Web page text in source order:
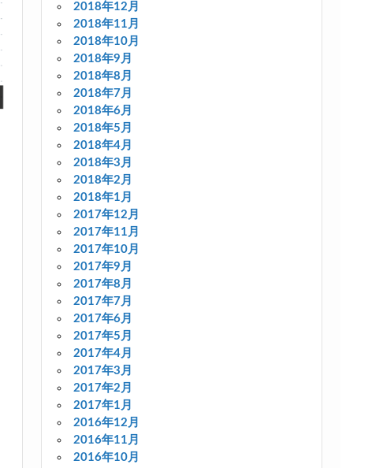
2018年12月
2018年11月
2018年10月
2018年9月
2018年8月
2018年7月
2018年6月
2018年5月
2018年4月
2018年3月
2018年2月
2018年1月
2017年12月
2017年11月
2017年10月
2017年9月
2017年8月
2017年7月
2017年6月
2017年5月
2017年4月
2017年3月
2017年2月
2017年1月
2016年12月
2016年11月
2016年10月